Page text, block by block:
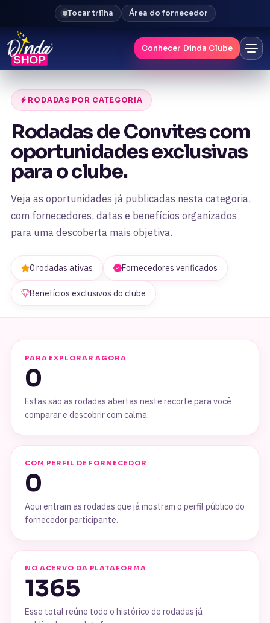
Tocar trilha Área do fornecedor
Conhecer Dinda Clube
RODADAS POR CATEGORIA
Rodadas de Convites com
oportunidades exclusivas
para o clube.
Veja as oportunidades já publicadas nesta categoria,
com fornecedores, datas e benefícios organizados
para uma descoberta mais objetiva.
0 rodadas ativas Fornecedores verificados
Benefícios exclusivos do clube
PARA EXPLORAR AGORA
0
Estas são as rodadas abertas neste recorte para você
comparar e descobrir com calma.
COM PERFIL DE FORNECEDOR
0
Aqui entram as rodadas que já mostram o perfil público do
fornecedor participante.
NO ACERVO DA PLATAFORMA
1365
Esse total reúne todo o histórico de rodadas já